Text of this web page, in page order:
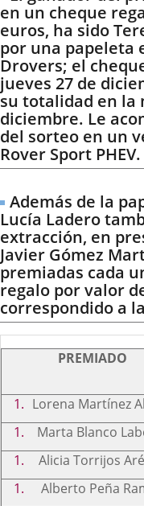
en un cheque
euros, ha sido
por una papeleta
Drovers; el
jueves 27 de
su totalidad en la
diciembre. Le
del sorteo en un
Rover Sport PHEV.
Además de la
Lucía Ladero
extracción, en
Javier Gómez
premiadas cada
regalo por valor
correspondido a
PREMIADO
Lorena Martínez
Marta Blanco
Alicia Torrijos
Alberto Peña